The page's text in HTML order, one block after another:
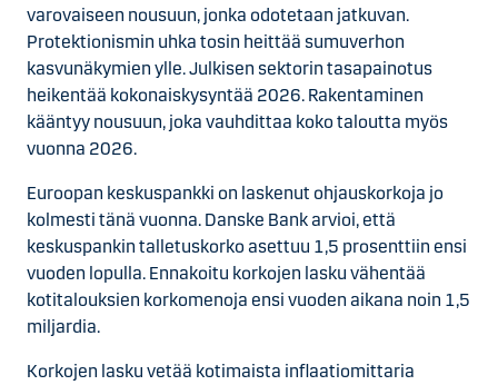
varovaiseen nousuun, jonka odotetaan jatkuvan.
Protektionismin uhka tosin heittää sumuverhon
kasvunäkymien ylle. Julkisen sektorin tasapainotus
heikentää kokonaiskysyntää 2026. Rakentaminen
kääntyy nousuun, joka vauhdittaa koko taloutta myös
vuonna 2026.
Euroopan keskuspankki on laskenut ohjauskorkoja jo
kolmesti tänä vuonna. Danske Bank arvioi, että
keskuspankin talletuskorko asettuu 1,5 prosenttiin ensi
vuoden lopulla. Ennakoitu korkojen lasku vähentää
kotitalouksien korkomenoja ensi vuoden aikana noin 1,5
miljardia.
Korkojen lasku vetää kotimaista inflaatiomittaria